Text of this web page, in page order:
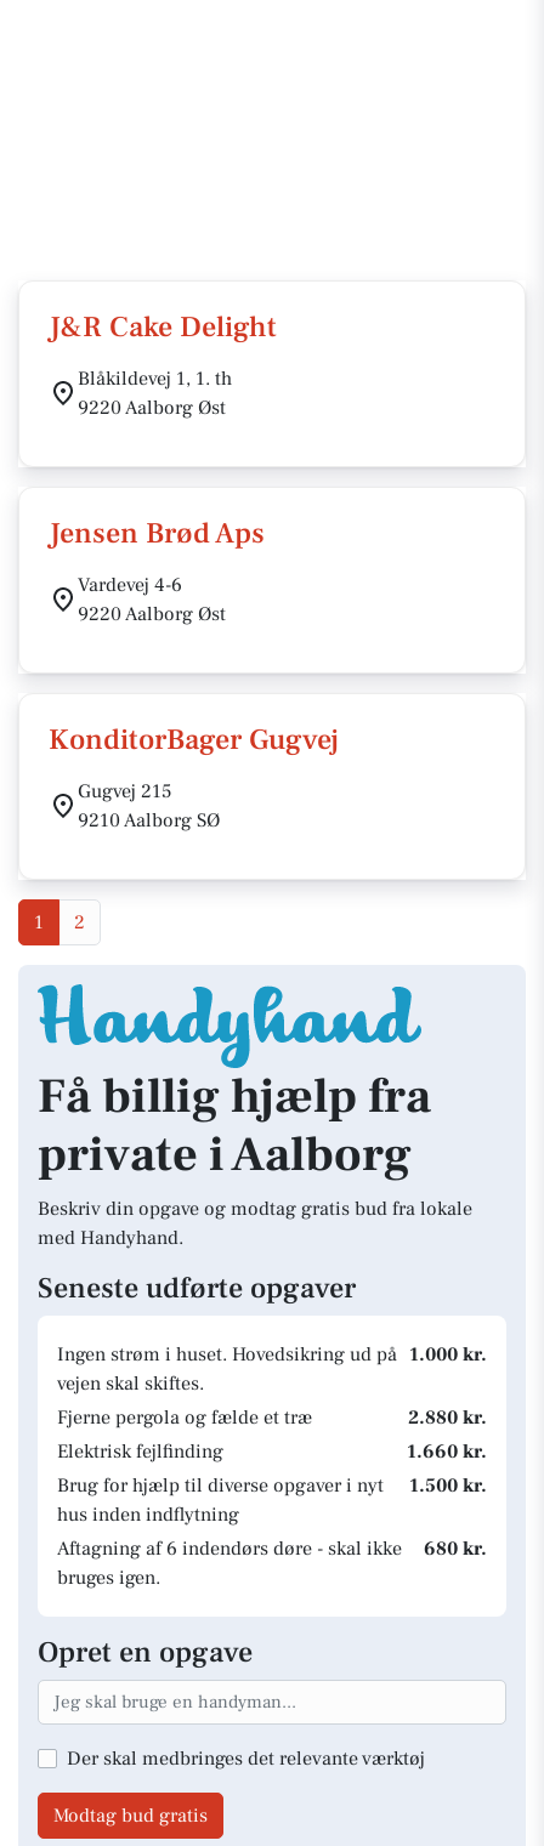
J&R Cake Delight
Blåkildevej 1, 1. th
9220 Aalborg Øst
Jensen Brød Aps
Vardevej 4-6
9220 Aalborg Øst
KonditorBager Gugvej
Gugvej 215
9210 Aalborg SØ
1 2
Få billig hjælp fra
private i Aalborg
Beskriv din opgave og modtag gratis bud fra lokale
med Handyhand.
Seneste udførte opgaver
Ingen strøm i huset. Hovedsikring ud på
vejen skal skiftes.
1.000 kr.
Fjerne pergola og fælde et træ
2.880 kr.
Elektrisk fejlfinding
1.660 kr.
Brug for hjælp til diverse opgaver i nyt
hus inden indflytning
1.500 kr.
Aftagning af 6 indendørs døre - skal ikke
bruges igen.
680 kr.
Opret en opgave
Der skal medbringes det relevante værktøj
Modtag bud gratis